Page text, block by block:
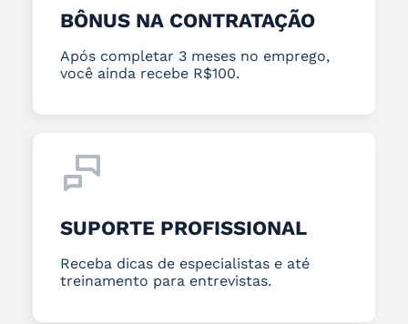
BÔNUS NA CONTRATAÇÃO
Após completar 3 meses no emprego,
você ainda recebe R$100.
SUPORTE PROFISSIONAL
Receba dicas de especialistas e até
treinamento para entrevistas.